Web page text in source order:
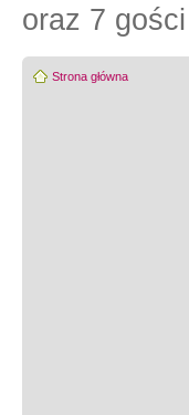
oraz 7 gości
Strona główna